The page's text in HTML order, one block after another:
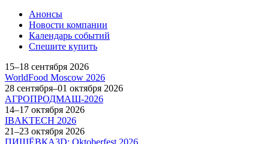
Анонсы
Новости компании
Календарь событий
Спешите купить
15–18 сентября 2026
WorldFood Moscow 2026
28 сентября–01 октября 2026
АГРОПРОДМАШ-2026
14–17 октября 2026
IBAKTECH 2026
21–23 октября 2026